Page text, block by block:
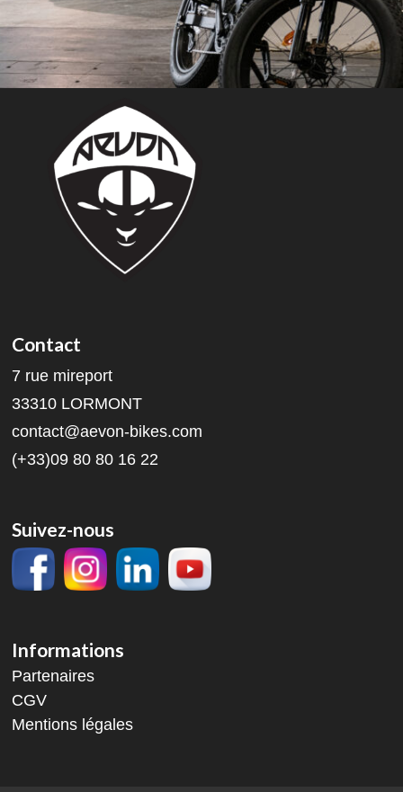
Contact
7 rue mireport
33310 LORMONT
contact@aevon-bikes.com
(+33)09 80 80 16 22
Suivez-nous
Informations
Partenaires
CGV
Mentions légales